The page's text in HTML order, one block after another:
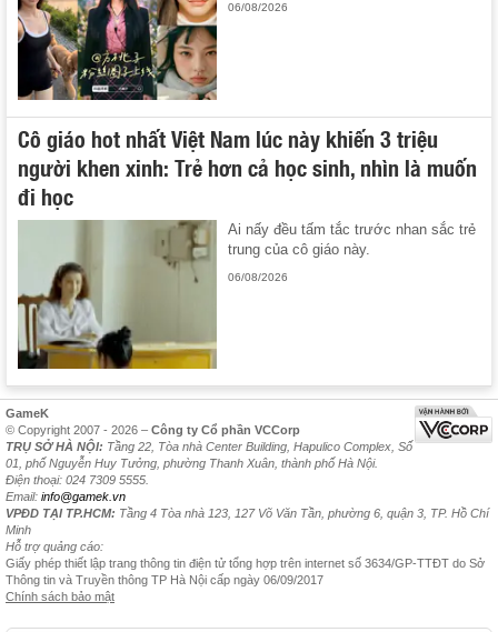
06/08/2026
Cô giáo hot nhất Việt Nam lúc này khiến 3 triệu
người khen xinh: Trẻ hơn cả học sinh, nhìn là muốn
đi học
Ai nấy đều tấm tắc trước nhan sắc trẻ
trung của cô giáo này.
06/08/2026
GameK
© Copyright 2007 - 2026 – Công ty Cổ phần VCCorp
TRỤ SỞ HÀ NỘI: Tầng 22, Tòa nhà Center Building, Hapulico Complex, Số
01, phố Nguyễn Huy Tưởng, phường Thanh Xuân, thành phố Hà Nội.
Điện thoại: 024 7309 5555.
Email: info@gamek.vn
VPĐD TẠI TP.HCM: Tầng 4 Tòa nhà 123, 127 Võ Văn Tần, phường 6, quận 3, TP. Hồ Chí
Minh
Hỗ trợ quảng cáo:
Giấy phép thiết lập trang thông tin điện tử tổng hợp trên internet số 3634/GP-TTĐT do Sở
Thông tin và Truyền thông TP Hà Nội cấp ngày 06/09/2017
Chính sách bảo mật